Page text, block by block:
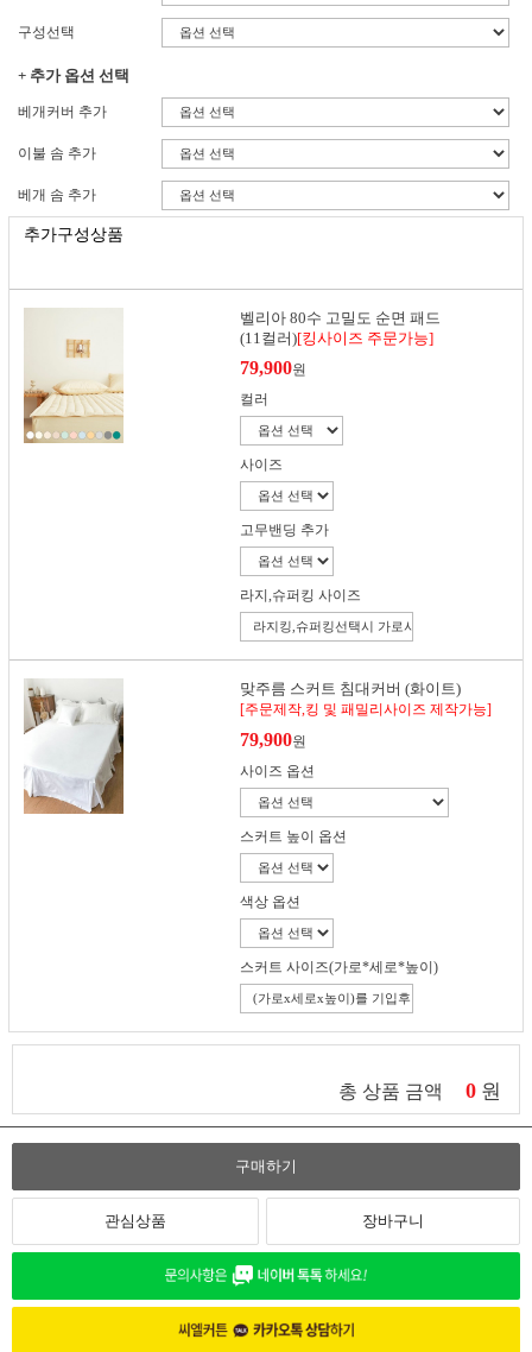
구성선택
+ 추가 옵션 선택
베개커버 추가
이불 솜 추가
베개 솜 추가
추가구성상품
벨리아 80수 고밀도 순면 패드
(11컬러)[킹사이즈 주문가능]
79,900원
컬러
사이즈
고무밴딩 추가
라지,슈퍼킹 사이즈
맞주름 스커트 침대커버 (화이트)
[주문제작,킹 및 패밀리사이즈 제작가능]
79,900원
사이즈 옵션
스커트 높이 옵션
색상 옵션
스커트 사이즈(가로*세로*높이)
총 상품 금액 0 원
구매하기
관심상품 장바구니